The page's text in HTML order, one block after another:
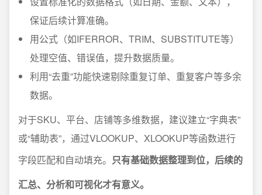
保证后续计算准确。
用公式（如IFERROR、TRIM、SUBSTITUTE等）
处理空值、错误值，提升数据质量。
利用“去重”功能快速剔除重复订单、重复客户等多余
数据。
对于SKU、平台、店铺等多维数据，建议建立“字典表”
或“辅助表”，通过VLOOKUP、XLOOKUP等函数进行
字段匹配和自动填充。 只有基础数据整理到位，后续的
汇总、分析和可视化才有意义。